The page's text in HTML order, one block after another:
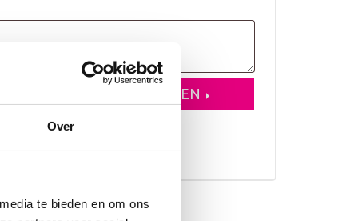
Over
te bieden en om ons
AAN WINKELWAGEN